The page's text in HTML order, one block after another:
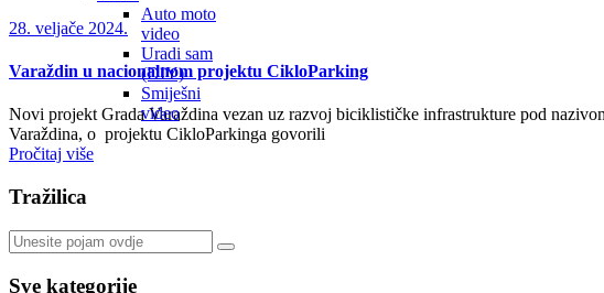
Auto moto
video
Uradi sam
(DIY)
Smiješni
video
28. veljače 2024.
Varaždin u nacionalnom projektu CikloParking
Novi projekt Grada Varaždina vezan uz razvoj biciklističke infrastrukture pod
Varaždina, o projektu CikloParkinga govorili
Pročitaj više
Tražilica
Sve kategorije